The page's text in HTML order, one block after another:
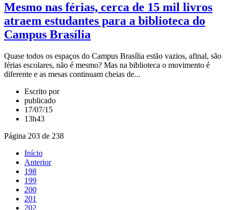
Mesmo nas férias, cerca de 15 mil livros
atraem estudantes para a biblioteca do
Campus Brasília
Quase todos os espaços do Campus Brasília estão vazios, afinal, são
férias escolares, não é mesmo? Mas na biblioteca o movimento é
diferente e as mesas continuam cheias de...
Escrito por
publicado
17/07/15
13h43
Página 203 de 238
Início
Anterior
198
199
200
201
202